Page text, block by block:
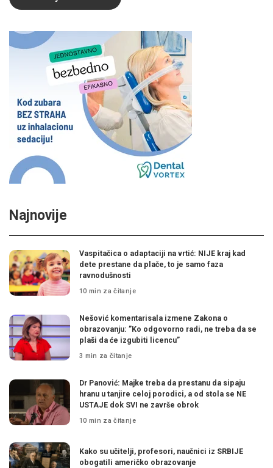
Najnovije
Vaspitačica o adaptaciji na vrtić: NIJE kraj kad
dete prestane da plače, to je samo faza
ravnodušnosti
10 min za čitanje
Nešović komentarisala izmene Zakona o
obrazovanju: ”Ko odgovorno radi, ne treba da se
plaši da će izgubiti licencu”
3 min za čitanje
Dr Panović: Majke treba da prestanu da sipaju
hranu u tanjire celoj porodici, a od stola se NE
USTAJE dok SVI ne završe obrok
10 min za čitanje
Kako su učitelji, profesori, naučnici iz SRBIJE
obogatili američko obrazovanje